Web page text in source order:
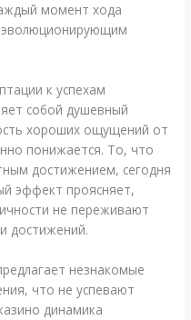
момент хода
к успехам
собой душевный
хороших ощущений от
понижается. То, что
достижением, сегодня
эффект проясняет,
не переживают
достижений.
незнакомые
что не успевают
динамика